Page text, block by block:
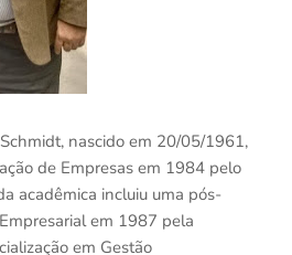
nascido em 20/05/1961,
de Empresas em 1984 pelo
acadêmica incluiu uma pós-
em 1987 pela
em Gestão